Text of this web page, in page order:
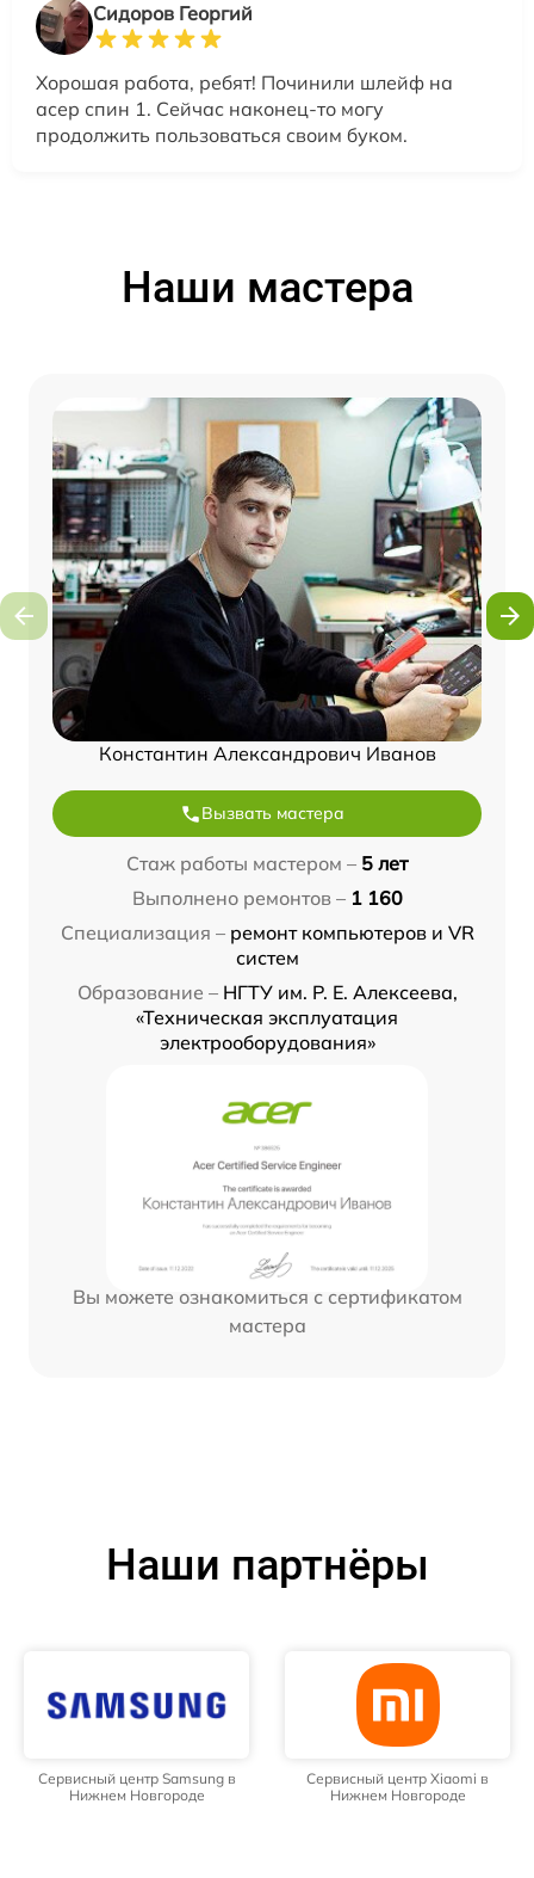
Сидоров Георгий
Хорошая работа, ребят! Починили шлейф на
асер спин 1. Сейчас наконец-то могу
продолжить пользоваться своим буком.
Наши мастера
Константин Александрович Иванов
Вызвать мастера
Стаж работы мастером – 5 лет
Выполнено ремонтов – 1 160
Специализация – ремонт компьютеров и VR
систем
Образование – НГТУ им. Р. Е. Алексеева,
«Техническая эксплуатация
электрооборудования»
Вы можете ознакомиться с сертификатом
мастера
Наши партнёры
Сервисный центр Samsung в
Нижнем Новгороде
Сервисный центр Xiaomi в
Нижнем Новгороде